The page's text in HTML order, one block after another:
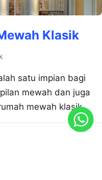
Klasik
satu impian bagi
mewah dan juga
mewah klasik.